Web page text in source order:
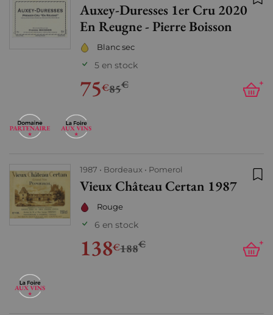
Auxey-Duresses 1er Cru 2020
En Reugne - Pierre Boisson
Blanc sec
5 en stock
75€85€ +
1987 Bordeaux Pomerol
Vieux Château Certan 1987
Rouge
6 en stock
138€188€ +